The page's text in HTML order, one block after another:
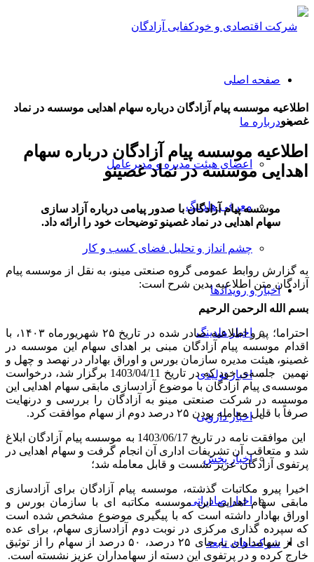
صفحه اصلی
درباره ما
اعضای هیئت مدیره و مدیرعامل
معرفی هلدینگ
چشم انداز و تحلیل فضای کسب و کار
اخبار و رویدادها
اخبار هلدینگ
اخبار تولیدی
اخبار دارویی
اخبار پخش
اخبار صادراتی
شرکت‌های تابعه
اطلاعیه موسسه پیام آزادگان درباره سهام اهدایی موسسه در نماد
غصینو
اطلاعیه موسسه پیام آزادگان درباره سهام
اهدایی موسسه در نماد غصینو
موسسه پیام آزادگان با صدور پیامی درباره آزاد سازی
سهام اهدایی در نماد غصینو توضیحات خود را ارائه داد.
به گزارش روابط عمومی گروه صنعتی مینو، به نقل از موسسه پیام
آزادگان متن اطلاعیه بدین شرح است:
بسم الله الرحمن الرحیم
احتراما؛ پیرو اطلاعیه صادر شده در تاریخ ۲۵ شهریورماه ۱۴۰۳، با
اقدام موسسه پیام آزادگان مبنی بر اهدای سهام این موسسه در
غصینو، هیئت مدیره سازمان بورس و اوراق بهادار در نهصد و چهل و
نهمین جلسه‌ی خود که در تاریخ 1403/04/11 برگزار شد، درخواست
موسسه‌ی پیام آزادگان با موضوع آزادسازی مابقی سهام اهدایی این
موسسه در شرکت صنعتی مینو به آزادگان را بررسی و درنهایت
صرفاً با قابل معامله بودن ۲۵ درصد دوم از سهام موافقت کرد.
این موافقت نامه در تاریخ 1403/06/17 به موسسه پیام آزادگان ابلاغ
شد و متعاقب آن تشریفات اداری آن انجام گرفت و سهام اهدایی در
پرتفوی آزادگان عزیز نشست و قابل معامله شد؛
اخیرا پیرو مکاتبات گذشته، موسسه پیام آزادگان برای آزادسازی
مابقی سهام اهدایی این موسسه مکاتبه ای با سازمان بورس و
اوراق بهادار داشته است که با پیگیری موضوع مشخص شده است
که سپرده گذاری مرکزی در نوبت دوم آزادسازی سهام، برای عده
ای از سهامداران به جای ۲۵ درصد، ۵۰ درصد از سهام را از توثیق
خارج کرده و در پرتفوی این دسته از سهامداران عزیز نشسته است.